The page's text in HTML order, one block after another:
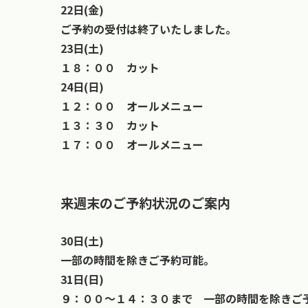
22日(金)
ご予約の受付は終了いたしました。
23日(土)
１８：００ カット
24日(日)
１２：００ オールメニュー
１３：３０ カット
１７：００ オールメニュー
来週末のご予約状況のご案内
30日(土)
一部の時間を除きご予約可能。
31日(日)
９：００〜１４：３０まで 一部の時間を除きご